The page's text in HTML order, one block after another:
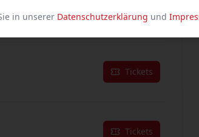
Tickets
Tickets
Tickets
in unserer Datenschutzerklärung und